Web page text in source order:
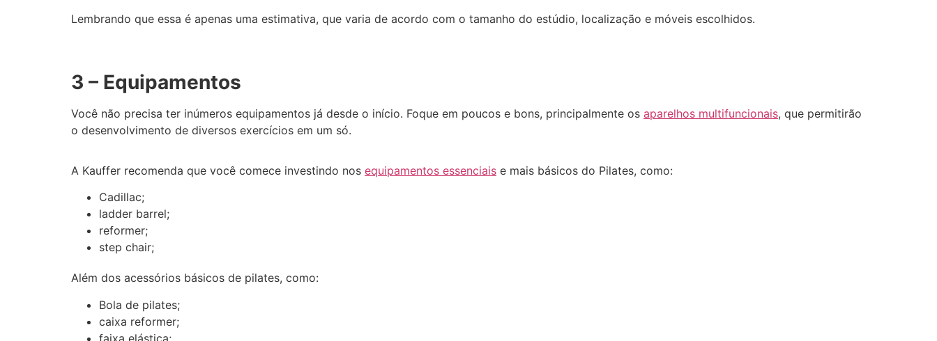
Lembrando que essa é apenas uma estimativa, que varia de acordo com o tamanho do estúdio, localização e móveis escolhidos.
3 – Equipamentos
Você não precisa ter inúmeros equipamentos já desde o início. Foque em poucos e bons, principalmente os aparelhos multifuncionais, que permitirão
o desenvolvimento de diversos exercícios em um só.
A Kauffer recomenda que você comece investindo nos equipamentos essenciais e mais básicos do Pilates, como:
Cadillac;
ladder barrel;
reformer;
step chair;
Além dos acessórios básicos de pilates, como:
Bola de pilates;
caixa reformer;
faixa elástica;